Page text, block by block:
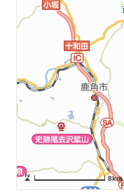
8km